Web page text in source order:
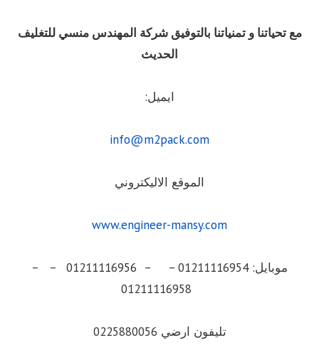
مع تحياتنا و تمنياتنا بالتوفيق شركة المهندس منسي للتغليف
الحديث
ايميل:
info@m2pack.com
الموقع الاليكتروني
www.engineer-mansy.com
موبايل: 01211116954 – – 01211116956 – –
تليفون ارضي 0225880056